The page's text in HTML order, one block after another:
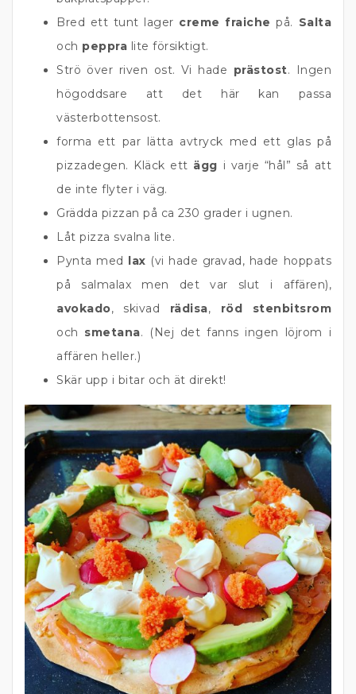
Bred ett tunt lager creme fraiche på. Salta
och peppra lite försiktigt.
Strö över riven ost. Vi hade prästost. Ingen
högoddsare att det här kan passa
västerbottensost.
forma ett par lätta avtryck med ett glas på
pizzadegen. Kläck ett ägg i varje “hål” så att
de inte flyter i väg.
Grädda pizzan på ca 230 grader i ugnen.
Låt pizza svalna lite.
Pynta med lax (vi hade gravad, hade hoppats
på salmalax men det var slut i affären),
avokado, skivad rädisa, röd stenbitsrom
och smetana. (Nej det fanns ingen löjrom i
affären heller.)
Skär upp i bitar och ät direkt!